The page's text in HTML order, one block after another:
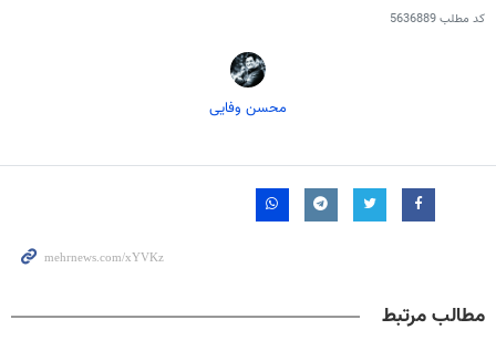
کد مطلب5636889
محسن وفایی
مطالب مرتبط